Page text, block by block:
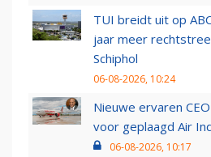
TUI breidt uit op
jaar meer
Schiphol
06-08-2026, 10:24
Nieuwe ervaren
voor geplaagd Air
06-08-2026, 10:17